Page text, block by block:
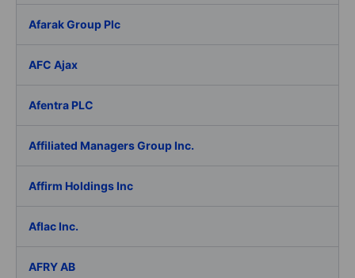
Afarak Group Plc
AFC Ajax
Afentra PLC
Affiliated Managers Group Inc.
Affirm Holdings Inc
Aflac Inc.
AFRY AB